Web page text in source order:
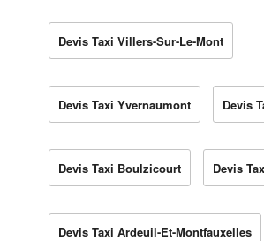
Devis Taxi Villers-Sur-Le-Mont
Devis Taxi Yvernaumont Devis
Devis Taxi Boulzicourt Devis
Devis Taxi Ardeuil-Et-Montfauxelles